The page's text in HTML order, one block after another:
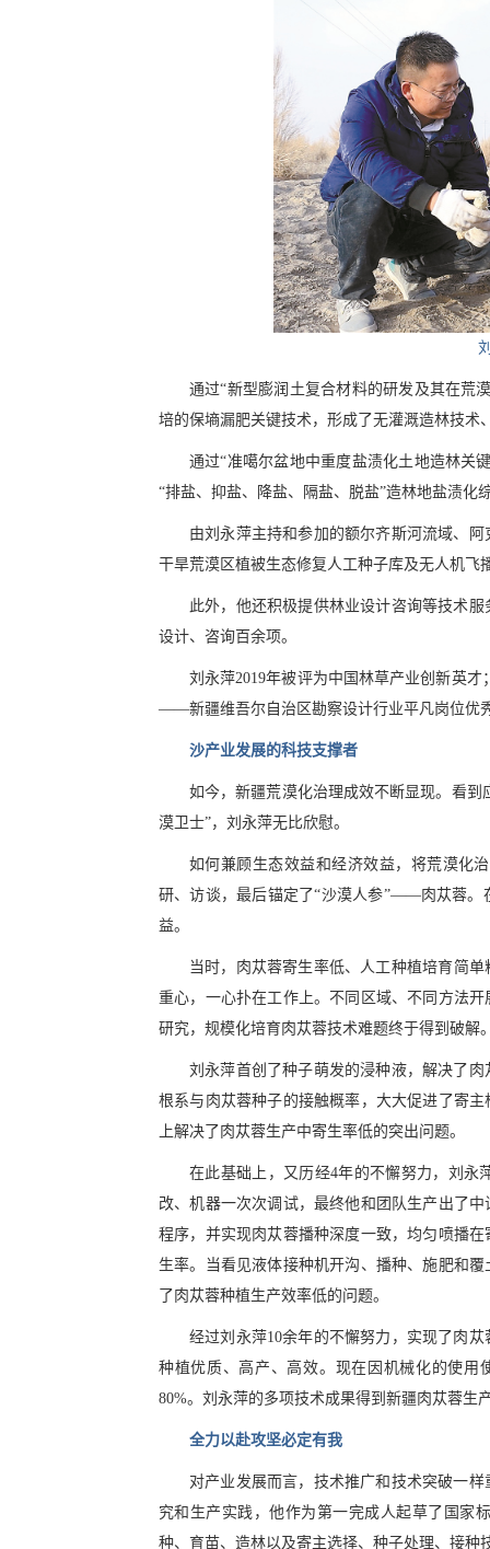
通过“新型膨润土复合材料的研发及其在荒
培的保墒漏肥关键技术，形成了无灌溉造林技术
通过“准噶尔盆地中重度盐渍化土地造林关
“排盐、抑盐、降盐、隔盐、脱盐”造林地盐渍
由刘永萍主持和参加的额尔齐斯河流域、
干旱荒漠区植被生态修复人工种子库及无人机
此外，他还积极提供林业设计咨询等技术
设计、咨询百余项。
刘永萍2019年被评为中国林草产业创新英
——新疆维吾尔自治区勘察设计行业平凡岗位优
沙产业发展的科技支撑者
如今，新疆荒漠化治理成效不断显现。看
漠卫士”，刘永萍无比欣慰。
如何兼顾生态效益和经济效益，将荒漠化
研、访谈，最后锚定了“沙漠人参”——肉苁蓉。
益。
当时，肉苁蓉寄生率低、人工种植培育简
重心，一心扑在工作上。不同区域、不同方法
研究，规模化培育肉苁蓉技术难题终于得到破解
刘永萍首创了种子萌发的浸种液，解决了
根系与肉苁蓉种子的接触概率，大大促进了寄
上解决了肉苁蓉生产中寄生率低的突出问题。
在此基础上，又历经4年的不懈努力，刘永
改、机器一次次调试，最终他和团队生产出了
程序，并实现肉苁蓉播种深度一致，均匀喷播
生率。当看见液体接种机开沟、播种、施肥和
了肉苁蓉种植生产效率低的问题。
经过刘永萍10余年的不懈努力，实现了肉
种植优质、高产、高效。现在因机械化的使用
80%。刘永萍的多项技术成果得到新疆肉苁蓉生
全力以赴攻坚必定有我
对产业发展而言，技术推广和技术突破一
究和生产实践，他作为第一完成人起草了国家
种、育苗、造林以及寄主选择、种子处理、接